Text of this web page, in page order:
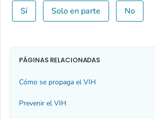
Sí Solo en parte No
PÁGINAS RELACIONADAS
Cómo se propaga el VIH
Prevenir el VIH